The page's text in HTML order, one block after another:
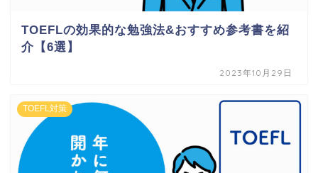
TOEFLの効果的な勉強法&おすすめ参考書を紹
介【6選】
2023年10月29日
TOEFL対策